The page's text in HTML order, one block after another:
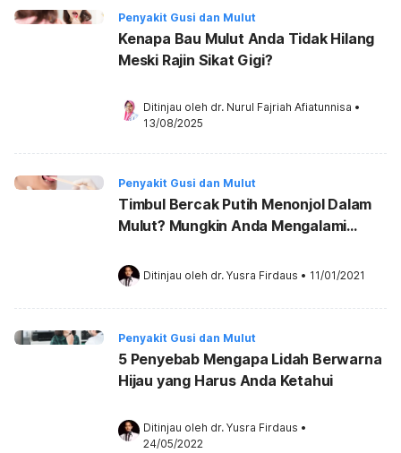
Penyakit Gusi dan Mulut
Kenapa Bau Mulut Anda Tidak Hilang
Meski Rajin Sikat Gigi?
Ditinjau oleh dr. Nurul Fajriah Afiatunnisa •
13/08/2025
Penyakit Gusi dan Mulut
Timbul Bercak Putih Menonjol Dalam
Mulut? Mungkin Anda Mengalami
Ditinjau oleh dr. Yusra Firdaus • 11/01/2021
Penyakit Gusi dan Mulut
5 Penyebab Mengapa Lidah Berwarna
Hijau yang Harus Anda Ketahui
Ditinjau oleh dr. Yusra Firdaus •
24/05/2022